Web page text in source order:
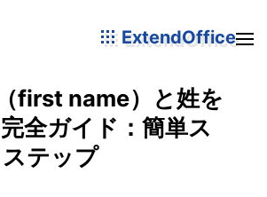
ExtendOffice
first name）と姓を
全ガイド：簡単ス
テップ